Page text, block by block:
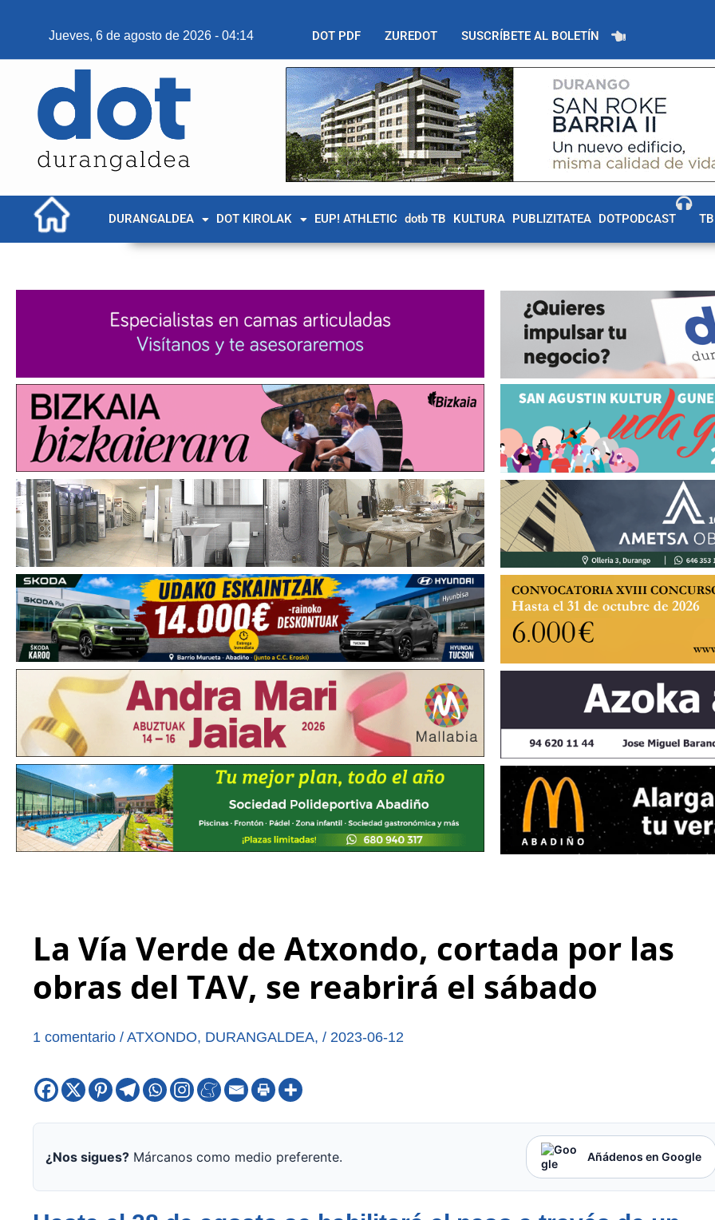
Jueves, 6 de agosto de 2026 - 04:14 DOT PDF ZUREDOT SUSCRÍBETE AL BOLETÍN
DURANGALDEA DOT KIROLAK EUP! ATHLETIC dotb TB KULTURA PUBLIZITATEA DOTPODCAST
La Vía Verde de Atxondo, cortada por las
obras del TAV, se reabrirá el sábado
1 comentario / ATXONDO, DURANGALDEA, / 2023-06-12
¿Nos sigues?Márcanos como medio preferente. Añádenos en Google